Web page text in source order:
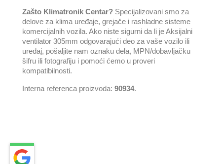
Zašto Klimatronik Centar? Specijalizovani smo za
delove za klima uređaje, grejače i rashladne sisteme
komercijalnih vozila. Ako niste sigurni da li je Aksijalni
ventilator 305mm odgovarajući deo za vaše vozilo ili
uređaj, pošaljite nam oznaku dela, MPN/dobavljačku
šifru ili fotografiju i pomoći ćemo u proveri
kompatibilnosti.
Interna referenca proizvoda: 90934.